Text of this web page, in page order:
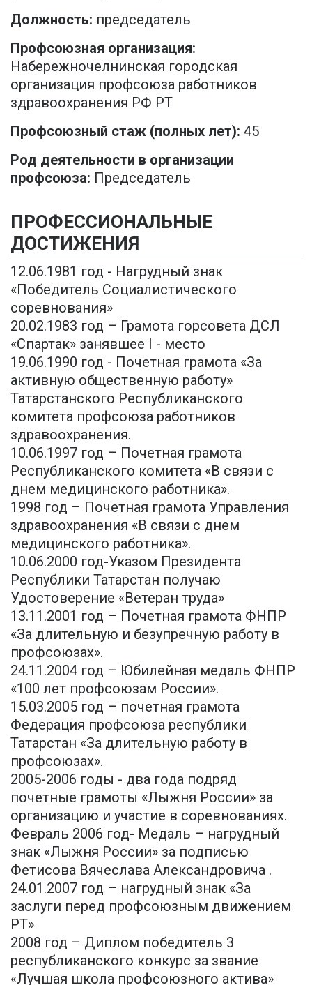
Должность: председатель
Профсоюзная организация:
Набережночелнинская городская
организация профсоюза работников
здравоохранения РФ РТ
Профсоюзный стаж (полных лет): 45
Род деятельности в организации
профсоюза: Председатель
ПРОФЕССИОНАЛЬНЫЕ
ДОСТИЖЕНИЯ
12.06.1981 год - Нагрудный знак
«Победитель Социалистического
соревнования»
20.02.1983 год – Грамота горсовета ДСЛ
«Спартак» занявшее I - место
19.06.1990 год - Почетная грамота «За
активную общественную работу»
Татарстанского Республиканского
комитета профсоюза работников
здравоохранения.
10.06.1997 год – Почетная грамота
Республиканского комитета «В связи с
днем медицинского работника».
1998 год – Почетная грамота Управления
здравоохранения «В связи с днем
медицинского работника».
10.06.2000 год-Указом Президента
Республики Татарстан получаю
Удостоверение «Ветеран труда»
13.11.2001 год – Почетная грамота ФНПР
«За длительную и безупречную работу в
профсоюзах».
24.11.2004 год – Юбилейная медаль ФНПР
«100 лет профсоюзам России».
15.03.2005 год – почетная грамота
Федерация профсоюза республики
Татарстан «За длительную работу в
профсоюзах».
2005-2006 годы - два года подряд
почетные грамоты «Лыжня России» за
организацию и участие в соревнованиях.
Февраль 2006 год- Медаль – нагрудный
знак «Лыжня России» за подписью
Фетисова Вячеслава Александровича .
24.01.2007 год – нагрудный знак «За
заслуги перед профсоюзным движением
РТ»
2008 год – Диплом победитель 3
республиканского конкурс за звание
«Лучшая школа профсоюзного актива»